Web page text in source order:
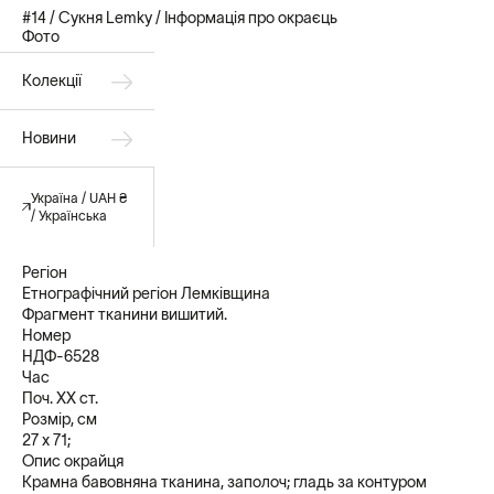
Спинка з декоративною обшивкою. Широкі рукава, які
затягуються шнуром з китицями.
По низу рукавів, спідниці та рельєфних швах декоративні
ажурні елементи.
Розмір на Христині – S, її зріст 175 см
Детальні заміри "Лемки":
S
Довжина сукні 86 см
Довжина рукава від горловини 57 см
Низ сукні 128 см
#14 / Сукня Lemky / Інформація про окраєць
Фото
Регіон
Етнографічний регіон Лемківщина
Фрагмент тканини вишитий.
Номер
НДФ-6528
Час
Поч. ХХ ст.
Розмір, см
27 х 71;
Опис окрайця
Крамна бавовняна тканина, заполоч; гладь за контуром
Колекції
Новини
Україна / UAH ₴
/ Українська